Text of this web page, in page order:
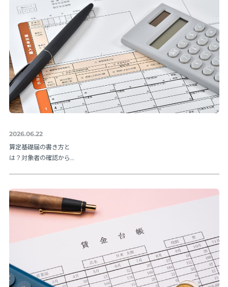
2026.06.22
算定基礎届の書き方と
は？対象者の確認から
版】